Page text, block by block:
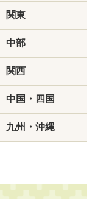
関東
中部
関西
中国・四国
九州・沖縄